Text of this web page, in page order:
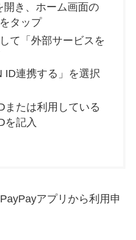
開き、ホーム画面の
タップ
て「外部サービスを
ID連携する」を選択
または利用している
を記入
アプリから利用申